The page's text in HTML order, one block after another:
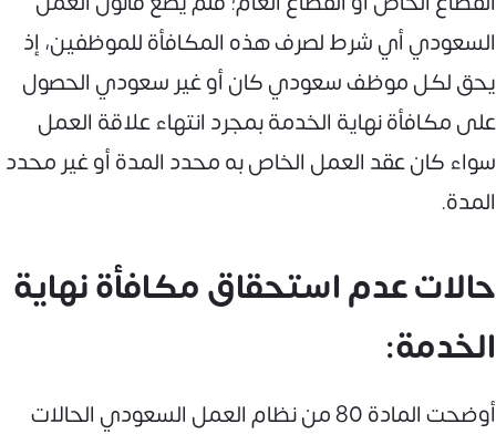
السعودي أي شرط لصرف هذه المكافأة للموظفين، إذ
يحق لكل موظف سعودي كان أو غير سعودي الحصول
على مكافأة نهاية الخدمة بمجرد انتهاء علاقة العمل
سواء كان عقد العمل الخاص به محدد المدة أو غير محدد
المدة.
حالات عدم استحقاق مكافأة نهاية
الخدمة:
أوضحت المادة 80 من نظام العمل السعودي الحالات